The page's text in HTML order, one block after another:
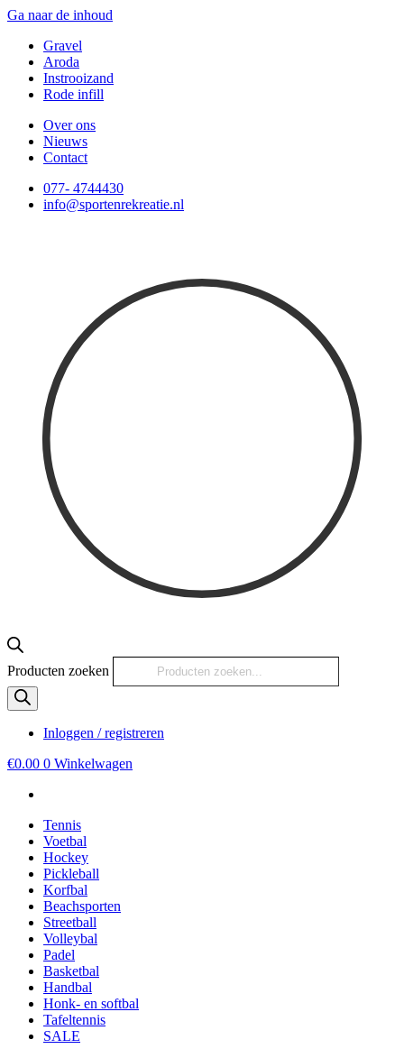
Ga naar de inhoud
Gravel
Aroda
Instrooizand
Rode infill
Over ons
Nieuws
Contact
077- 4744430
info@sportenrekreatie.nl
Producten zoeken
Inloggen / registreren
€0.00 0 Winkelwagen
Tennis
Voetbal
Hockey
Pickleball
Korfbal
Beachsporten
Streetball
Volleybal
Padel
Basketbal
Handbal
Honk- en softbal
Tafeltennis
SALE